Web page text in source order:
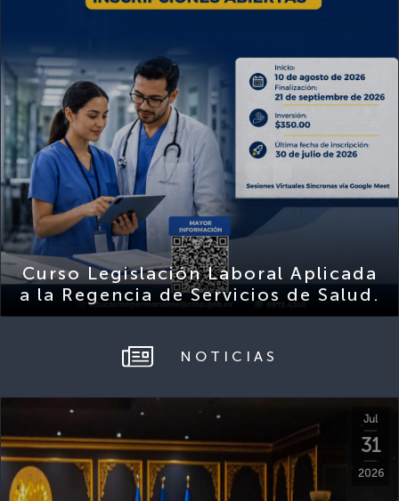
Curso Legislación Laboral Aplicada
a la Regencia de Servicios de Salud.
31
2026